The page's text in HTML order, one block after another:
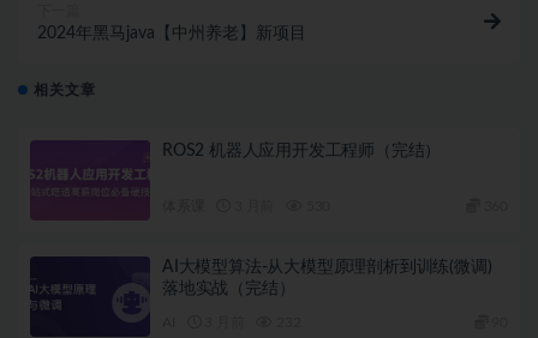
2024年黑马java【中州养老】新项目
相关文章
ROS2 机器人应用开发工程师（完结）
AI大模型算法-从大模型原理剖析到训练(微调)
落地实战（完结）